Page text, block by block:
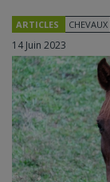
ARTICLES CHEVAUX
14 Juin 2023